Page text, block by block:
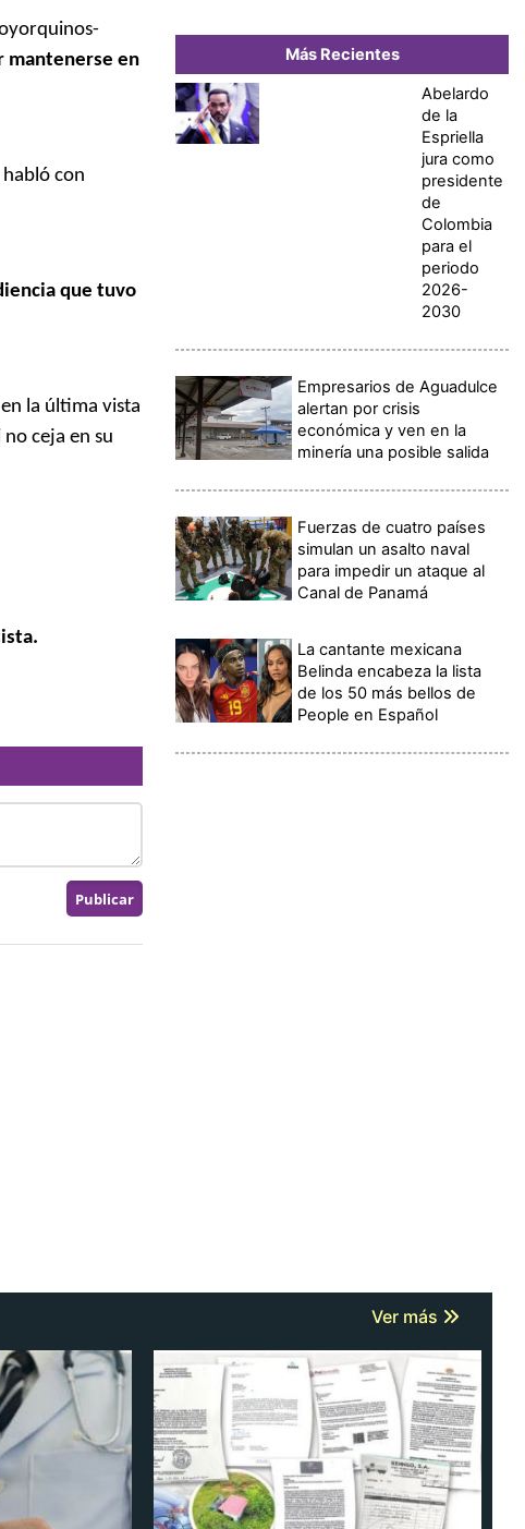
mantenerse en
con
que tuvo
en la última vista
ceja en su
Más Recientes
Abelardo
de la
Espriella
jura como
presidente
de
Colombia
para el
periodo
2026-
2030
Empresarios de Aguadulce
alertan por crisis
económica y ven en la
minería una posible salida
Fuerzas de cuatro países
simulan un asalto naval
para impedir un ataque al
Canal de Panamá
La cantante mexicana
Belinda encabeza la lista
de los 50 más bellos de
People en Español
Ver más